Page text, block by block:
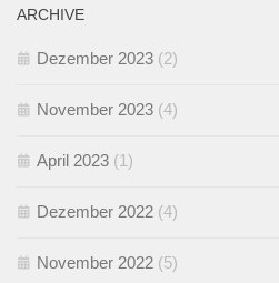
ARCHIVE
Dezember 2023 (2)
November 2023 (4)
April 2023 (1)
Dezember 2022 (4)
November 2022 (5)